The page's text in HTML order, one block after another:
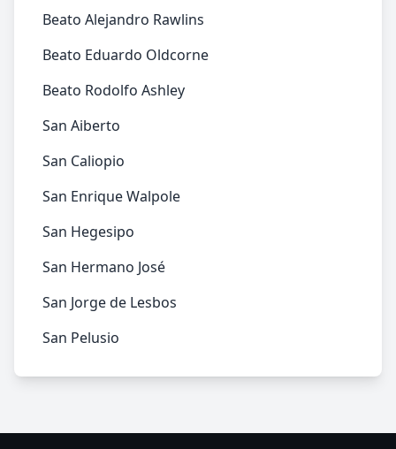
Beato Alejandro Rawlins
Beato Eduardo Oldcorne
Beato Rodolfo Ashley
San Aiberto
San Caliopio
San Enrique Walpole
San Hegesipo
San Hermano José
San Jorge de Lesbos
San Pelusio